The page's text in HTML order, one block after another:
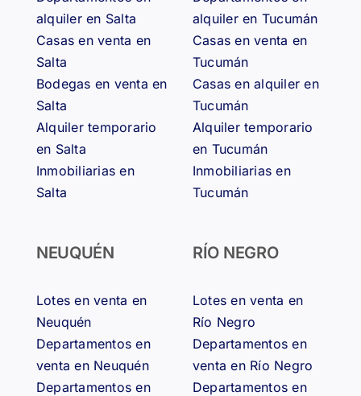
alquiler en Salta
Casas en venta en
Salta
Bodegas en venta en
Salta
Alquiler temporario
en Salta
Inmobiliarias en
Salta
alquiler en Tucumán
Casas en venta en
Tucumán
Casas en alquiler en
Tucumán
Alquiler temporario
en Tucumán
Inmobiliarias en
Tucumán
NEUQUÉN
Lotes en venta en
Neuquén
Departamentos en
venta en Neuquén
Departamentos en
RÍO NEGRO
Lotes en venta en
Río Negro
Departamentos en
venta en Río Negro
Departamentos en